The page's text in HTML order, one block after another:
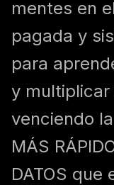
mentes en
pagada y
para
y multiplicar
venciendo
MÁS
DATOS que